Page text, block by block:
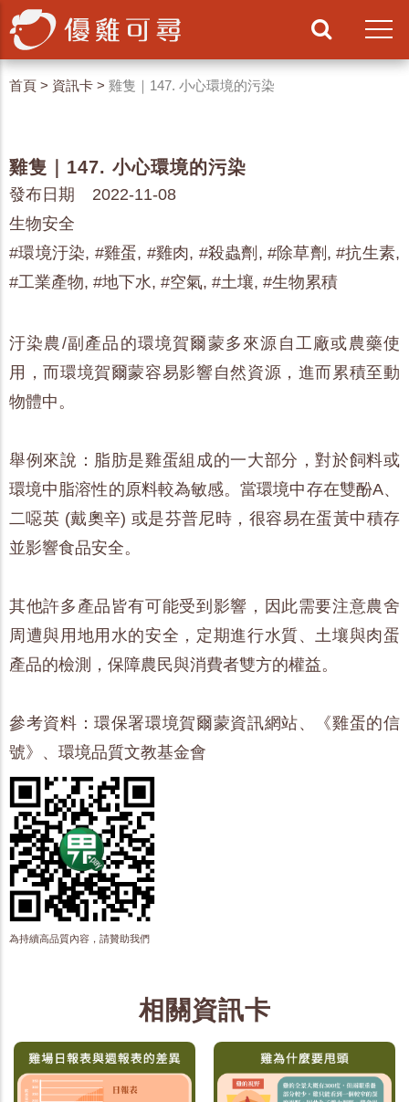
首頁 > 資訊卡 > 雞隻｜147. 小心環境的污染
雞隻｜147. 小心環境的污染
發布日期 2022-11-08
生物安全
#環境汙染, #雞蛋, #雞肉, #殺蟲劑, #除草劑, #抗生素,
#工業產物, #地下水, #空氣, #土壤, #生物累積
汙染農/副產品的環境賀爾蒙多來源自工廠或農藥使
用，而環境賀爾蒙容易影響自然資源，進而累積至動
物體中。
舉例來說：脂肪是雞蛋組成的一大部分，對於飼料或
環境中脂溶性的原料較為敏感。當環境中存在雙酚A、
二噁英 (戴奧辛) 或是芬普尼時，很容易在蛋黃中積存
並影響食品安全。
其他許多產品皆有可能受到影響，因此需要注意農舍
周遭與用地用水的安全，定期進行水質、土壤與肉蛋
產品的檢測，保障農民與消費者雙方的權益。
參考資料：環保署環境賀爾蒙資訊網站、《雞蛋的信
號》、環境品質文教基金會
為持續高品質內容，請贊助我們
相關資訊卡